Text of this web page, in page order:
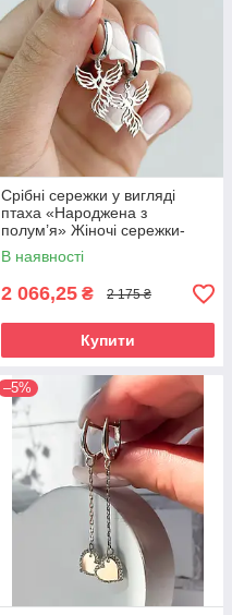
Срібні сережки у вигляді
птаха «Народжена з
полум’я» Жіночі сережки-
фенікс срібні 925 проба
В наявності
2 066,25 ₴ 2 175 ₴
Купити
–5%